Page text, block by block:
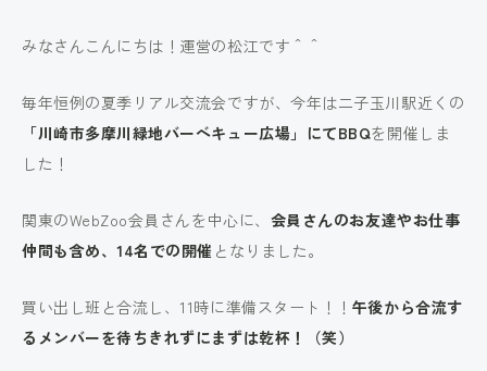
みなさんこんにちは！運営の松江です＾＾
毎年恒例の夏季リアル交流会ですが、今年は二子玉川駅近くの
「川崎市多摩川緑地バーベキュー広場」にてBBQを開催しま
した！
関東のWebZoo会員さんを中心に、 会員さんのお友達やお仕事
仲間も含め、14名での開催 となりました。
買い出し班と合流し、11時に準備スタート！！ 午後から合流す
るメンバーを待ちきれずにまずは乾杯！（笑）